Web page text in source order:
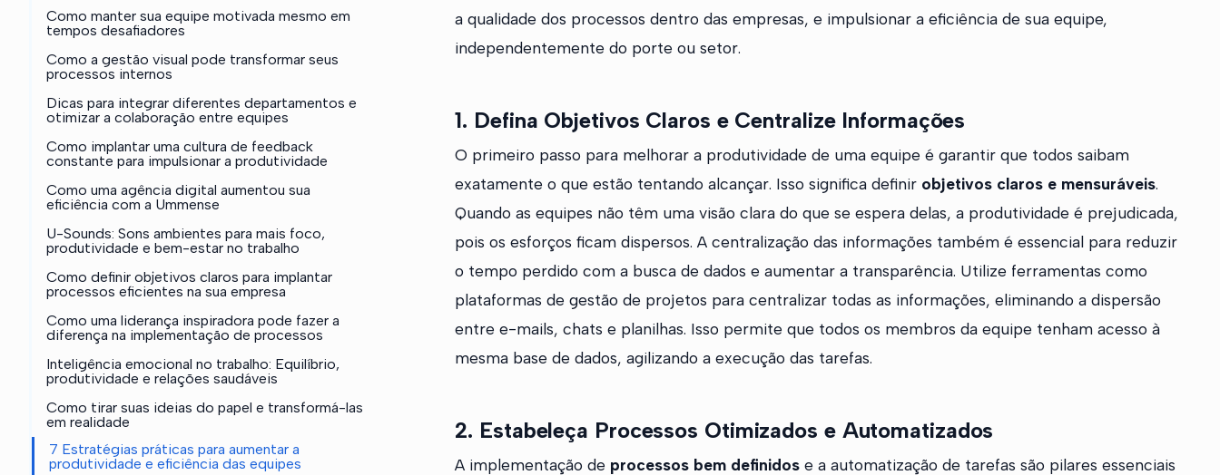
Como manter sua equipe motivada mesmo em
tempos desafiadores
Como a gestão visual pode transformar seus
processos internos
Dicas para integrar diferentes departamentos e
otimizar a colaboração entre equipes
Como implantar uma cultura de feedback
constante para impulsionar a produtividade
Como uma agência digital aumentou sua
eficiência com a Ummense
U-Sounds: Sons ambientes para mais foco,
produtividade e bem-estar no trabalho
Como definir objetivos claros para implantar
processos eficientes na sua empresa
Como uma liderança inspiradora pode fazer a
diferença na implementação de processos
Inteligência emocional no trabalho: Equilíbrio,
produtividade e relações saudáveis
Como tirar suas ideias do papel e transformá-las
em realidade
7 Estratégias práticas para aumentar a
produtividade e eficiência das equipes
a qualidade dos processos dentro das empresas, e impulsionar a eficiência de sua equipe,
independentemente do porte ou setor.
1. Defina Objetivos Claros e Centralize Informações
O primeiro passo para melhorar a produtividade de uma equipe é garantir que todos saibam
exatamente o que estão tentando alcançar. Isso significa definir objetivos claros e mensuráveis.
Quando as equipes não têm uma visão clara do que se espera delas, a produtividade é prejudicada,
pois os esforços ficam dispersos. A centralização das informações também é essencial para reduzir
o tempo perdido com a busca de dados e aumentar a transparência. Utilize ferramentas como
plataformas de gestão de projetos para centralizar todas as informações, eliminando a dispersão
entre e-mails, chats e planilhas. Isso permite que todos os membros da equipe tenham acesso à
mesma base de dados, agilizando a execução das tarefas.
2. Estabeleça Processos Otimizados e Automatizados
A implementação de processos bem definidos e a automatização de tarefas são pilares essenciais